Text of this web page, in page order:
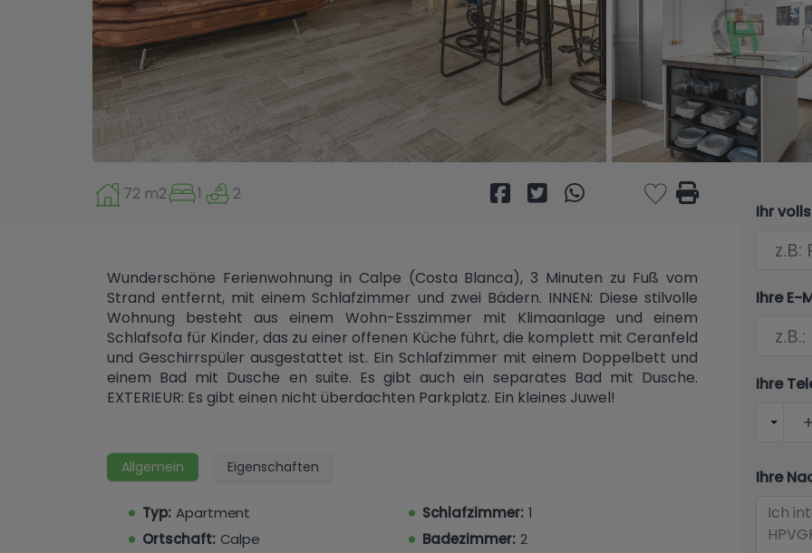
72 m2 1 2
Wunderschöne Ferienwohnung in Calpe (Costa Blanca), 3 Minuten zu Fuß vom
Strand entfernt, mit einem Schlafzimmer und zwei Bädern. INNEN: Diese stilvolle
Wohnung besteht aus einem Wohn-Esszimmer mit Klimaanlage und einem
Schlafsofa für Kinder, das zu einer offenen Küche führt, die komplett mit Ceranfeld
und Geschirrspüler ausgestattet ist. Ein Schlafzimmer mit einem Doppelbett und
einem Bad mit Dusche en suite. Es gibt auch ein separates Bad mit Dusche.
EXTERIEUR: Es gibt einen nicht überdachten Parkplatz. Ein kleines Juwel!
Allgemein Eigenschaften
Typ: Apartment Schlafzimmer: 1
Ortschaft: Calpe Badezimmer: 2
Ihr
Ihre E-
Ihre
Ihre